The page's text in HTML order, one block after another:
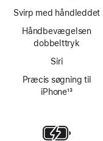
Svirp med håndleddet
Håndbevægelsen
dobbelttryk
Siri
Præcis søgning til
iPhone13